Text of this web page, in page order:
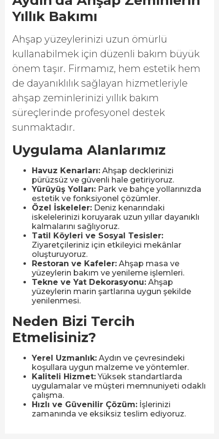
Yıllık Bakımı
Ahşap yüzeylerinizi uzun ömürlü
kullanabilmek için düzenli bakım büyük
önem taşır. Firmamız, hem estetik hem
de dayanıklılık sağlayan hizmetleriyle
ahşap zeminlerinizi yıllık bakım
süreçlerinde profesyonel destek
sunmaktadır.
Uygulama Alanlarımız
Havuz Kenarları: Ahşap decklerinizi
pürüzsüz ve güvenli hale getiriyoruz.
Yürüyüş Yolları: Park ve bahçe yollarınızda
estetik ve fonksiyonel çözümler.
Özel İskeleler: Deniz kenarındaki
iskelelerinizi koruyarak uzun yıllar dayanıklı
kalmalarını sağlıyoruz.
Tatil Köyleri ve Sosyal Tesisler:
Ziyaretçileriniz için etkileyici mekânlar
oluşturuyoruz.
Restoran ve Kafeler: Ahşap masa ve
yüzeylerin bakım ve yenileme işlemleri.
Tekne ve Yat Dekorasyonu: Ahşap
yüzeylerin marin şartlarına uygun şekilde
yenilenmesi.
Neden Bizi Tercih
Etmelisiniz?
Yerel Uzmanlık: Aydın ve çevresindeki
koşullara uygun malzeme ve yöntemler.
Kaliteli Hizmet:Yüksek standartlarda
uygulamalar ve müşteri memnuniyeti odaklı
çalışma.
Hızlı ve Güvenilir Çözüm: İşlerinizi
zamanında ve eksiksiz teslim ediyoruz.